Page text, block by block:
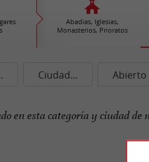
Abadias, Iglesias,
Monasterios, Prioratos
Ciudad... Abierto
en esta categoría y ciudad de